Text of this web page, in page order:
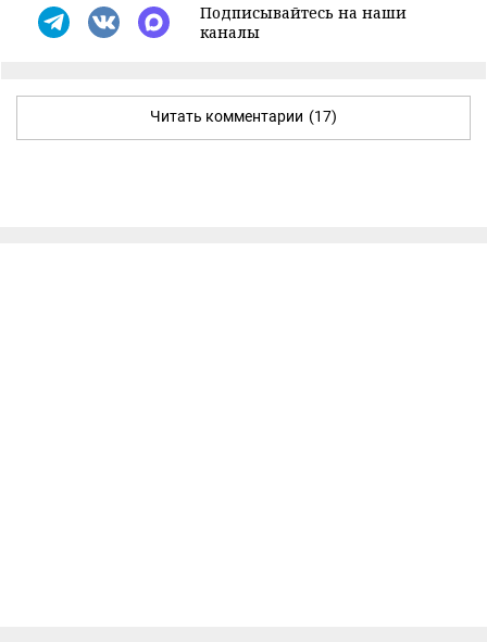
Подписывайтесь на наши
каналы
Читать комментарии (17)